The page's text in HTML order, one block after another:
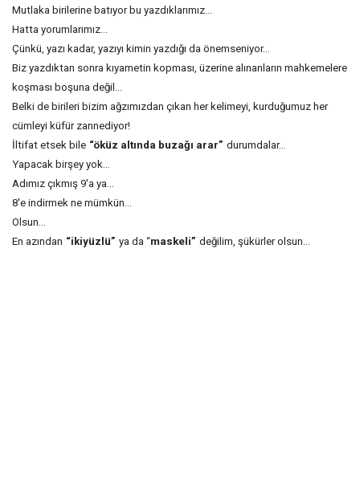
Mutlaka birilerine batıyor bu yazdıklarımız...
Hatta yorumlarımız...
Çünkü, yazı kadar, yazıyı kimin yazdığı da önemseniyor...
Biz yazdıktan sonra kıyametin kopması, üzerine alınanların mahkemelere
koşması boşuna değil...
Belki de birileri bizim ağzımızdan çıkan her kelimeyi, kurduğumuz her
cümleyi küfür zannediyor!
İltifat etsek bile “öküz altında buzağı arar” durumdalar...
Yapacak birşey yok...
Adımız çıkmış 9'a ya...
8'e indirmek ne mümkün...
Olsun...
En azından “ikiyüzlü” ya da “maskeli” değilim, şükürler olsun...